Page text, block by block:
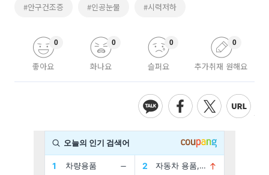
#안구건조증 #인공눈물 #시력저하
좋아요
0
화나요
0
슬퍼요
0
추가취재 원해요
0